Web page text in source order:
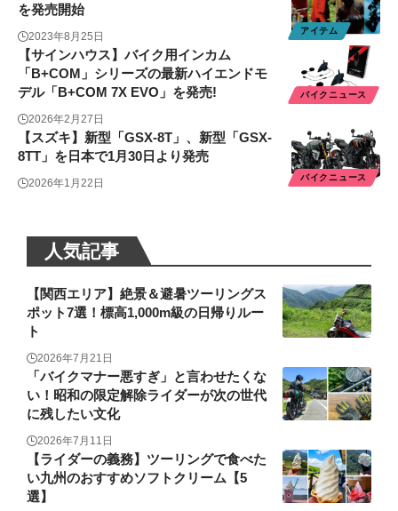
アイテム
を発売開始
2023年8月25日
バイクニュース
【サインハウス】バイク用インカム
「B+COM」シリーズの最新ハイエンドモ
デル「B+COM 7X EVO」を発売!
2026年2月27日
バイクニュース
【スズキ】新型「GSX-8T」、新型「GSX-
8TT」を日本で1月30日より発売
2026年1月22日
人気記事
【関西エリア】絶景＆避暑ツーリングス
ポット7選！標高1,000m級の日帰りルー
ト
2026年7月21日
「バイクマナー悪すぎ」と言わせたくな
い！昭和の限定解除ライダーが次の世代
に残したい文化
2026年7月11日
【ライダーの義務】ツーリングで食べた
い九州のおすすめソフトクリーム【5
選】